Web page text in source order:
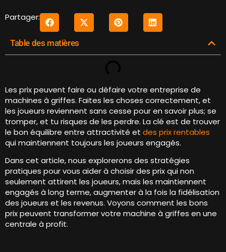
Partager:
Table des matières
Les prix peuvent faire ou défaire votre entreprise de
machines à griffes. Faites les choses correctement, et
les joueurs reviennent sans cesse pour en savoir plus; se
tromper, et tu risques de les perdre. La clé est de trouver
le bon équilibre entre attractivité et des prix rentables
qui maintiennent toujours les joueurs engagés.
Dans cet article, nous explorerons des stratégies
pratiques pour vous aider à choisir des prix qui non
seulement attirent les joueurs, mais les maintiennent
engagés à long terme, augmenter à la fois la fidélisation
des joueurs et les revenus. Voyons comment les bons
prix peuvent transformer votre machine à griffes en une
centrale à profit.